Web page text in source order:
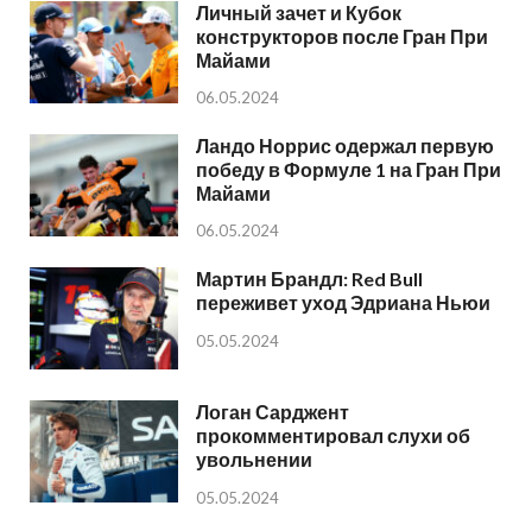
Личный зачет и Кубок
конструкторов после Гран При
Майами
06.05.2024
Ландо Норрис одержал первую
победу в Формуле 1 на Гран При
Майами
06.05.2024
Мартин Брандл: Red Bull
переживет уход Эдриана Ньюи
05.05.2024
Логан Сарджент
прокомментировал слухи об
увольнении
05.05.2024